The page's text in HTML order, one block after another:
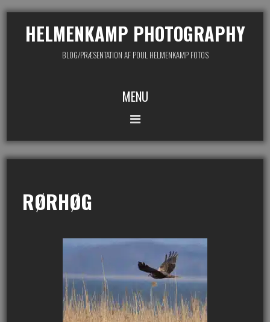
HELMENKAMP PHOTOGRAPHY
BLOG/PRÆSENTATION AF POUL HELMENKAMP FOTOS
MENU
RØRHØG